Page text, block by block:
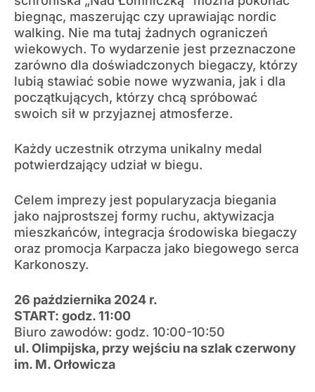
biegnąc, maszerując czy uprawiając nordic
walking. Nie ma tutaj żadnych ograniczeń
wiekowych. To wydarzenie jest przeznaczone
zarówno dla doświadczonych biegaczy, którzy
lubią stawiać sobie nowe wyzwania, jak i dla
początkujących, którzy chcą spróbować
swoich sił w przyjaznej atmosferze.
Każdy uczestnik otrzyma unikalny medal
potwierdzający udział w biegu.
Celem imprezy jest popularyzacja biegania
jako najprostszej formy ruchu, aktywizacja
mieszkańców, integracja środowiska biegaczy
oraz promocja Karpacza jako biegowego serca
Karkonoszy.
26 października 2024 r.
START: godz. 11:00
Biuro zawodów: godz. 10:00-10:50
ul. Olimpijska, przy wejściu na szlak czerwony
im. M. Orłowicza